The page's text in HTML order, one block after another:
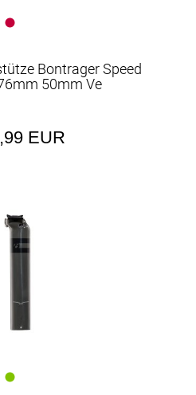
Bontrager Speed
50mm Ve
EUR